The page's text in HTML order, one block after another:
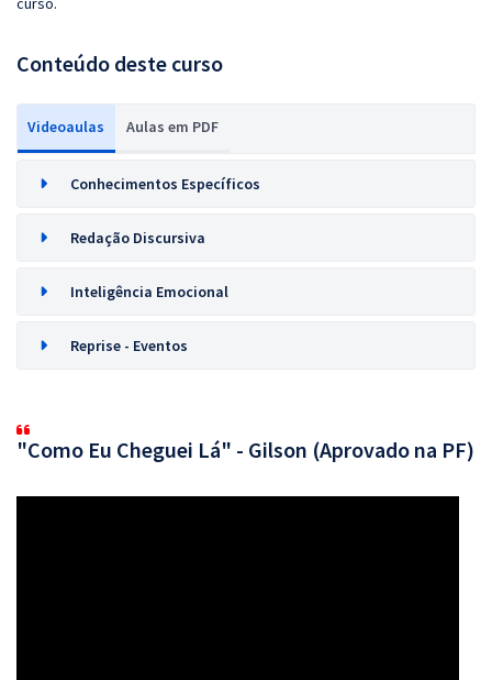
Conteúdo deste curso
Videoaulas Aulas em PDF
Conhecimentos Específicos
Redação Discursiva
Inteligência Emocional
Reprise - Eventos
"Como Eu Cheguei Lá" - Gilson (Aprovado na PF)